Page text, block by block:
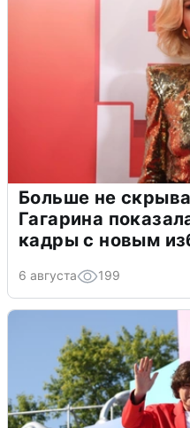
Больше не
Гагарина
кадры с новым
6 августа 199